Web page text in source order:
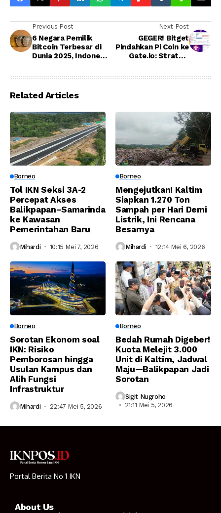
Previous Post
6 Negara Pemilik
Bitcoin Terbesar di
Dunia 2025, Indonesia
Next Post
GEGER! Bitget
Pindahkan Pi Coin ke
Gate.io: Strategi
Related Articles
Borneo
Tol IKN Seksi 3A-2
Percepat Akses
Balikpapan–Samarinda
ke Kawasan
Pemerintahan Baru
Mihardi 10:15 Mei 7, 2026
Borneo
Mengejutkan! Kaltim
Siapkan 1.270 Ton
Sampah per Hari Demi
Listrik, Ini Rencana
Besarnya
Mihardi 12:14 Mei 6, 2026
Borneo
Sorotan Ekonom soal
IKN: Risiko
Pemborosan hingga
Usulan Kampus dan
Alih Fungsi
Infrastruktur
Mihardi 22:47 Mei 5, 2026
Borneo
Bedah Rumah Digeber!
Kuota Melejit 3.000
Unit di Kaltim, Jadwal
Maju—Balikpapan Jadi
Sorotan
Sigit Nugroho
21:11 Mei 5, 2026
Portal Berita No 1 IKN
About Us